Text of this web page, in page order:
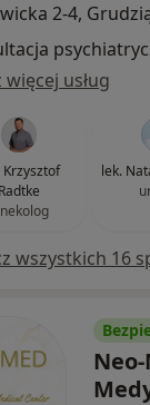
2-4,
więcej usług
Krzysztof
Radtke
lek.
wszystkich 16